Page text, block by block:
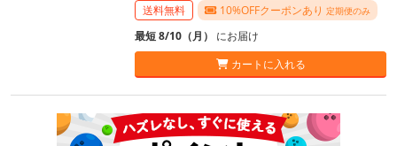
送料無料 10%OFFクーポンあり 定期便のみ
最短 8/10（月） にお届け
カートに入れる